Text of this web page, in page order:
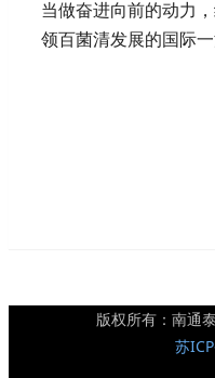
当做奋进向前的动力
领百菌清发展的国际一
版权所有：南通
苏